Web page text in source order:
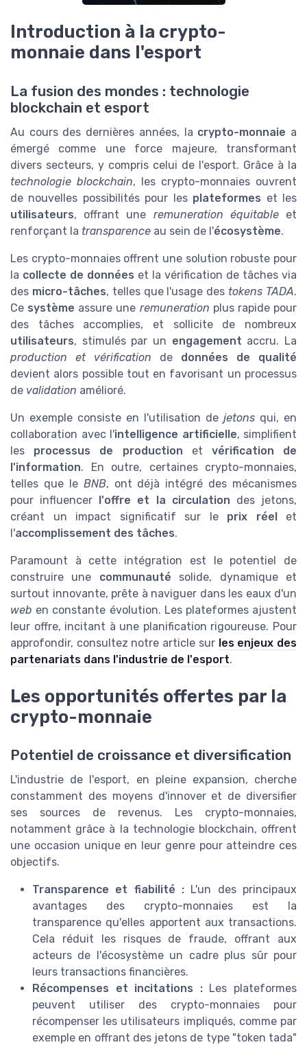
Introduction à la crypto-
monnaie dans l'esport
La fusion des mondes : technologie
blockchain et esport
Au cours des dernières années, la crypto-monnaie a
émergé comme une force majeure, transformant
divers secteurs, y compris celui de l'esport. Grâce à la
technologie blockchain, les crypto-monnaies ouvrent
de nouvelles possibilités pour les plateformes et les
utilisateurs, offrant une remuneration équitableet
renforçant la transparence au sein de l'écosystème.
Les crypto-monnaies offrent une solution robuste pour
la collecte de données et la vérification de tâches via
des micro-tâches, telles que l'usage des tokens TADA.
Ce système assure une remuneration plus rapide pour
des tâches accomplies, et sollicite de nombreux
utilisateurs, stimulés par un engagement accru. La
production et vérification de données de qualité
devient alors possible tout en favorisant un processus
de validation amélioré.
Un exemple consiste en l'utilisation de jetons qui, en
collaboration avec l'intelligence artificielle, simplifient
les processus de production et vérification de
l'information. En outre, certaines crypto-monnaies,
telles que le BNB, ont déjà intégré des mécanismes
pour influencer l'offre et la circulation des jetons,
créant un impact significatif sur le prix réelet
l'accomplissement des tâches.
Paramount à cette intégration est le potentiel de
construire une communauté solide, dynamique et
surtout innovante, prête à naviguer dans les eaux d'un
web en constante évolution. Les plateformes ajustent
leur offre, incitant à une planification rigoureuse. Pour
approfondir, consultez notre article sur les enjeux des
partenariats dans l'industrie de l'esport.
Les opportunités offertes par la
crypto-monnaie
Potentiel de croissance et diversification
L'industrie de l'esport, en pleine expansion, cherche
constamment des moyens d'innover et de diversifier
ses sources de revenus. Les crypto-monnaies,
notamment grâce à la technologie blockchain, offrent
une occasion unique en leur genre pour atteindre ces
objectifs.
Transparence et fiabilité : L'un des principaux
avantages des crypto-monnaies est la
transparence qu'elles apportent aux transactions.
Cela réduit les risques de fraude, offrant aux
acteurs de l'écosystème un cadre plus sûr pour
leurs transactions financières.
Récompenses et incitations :Les plateformes
peuvent utiliser des crypto-monnaies pour
récompenser les utilisateurs impliqués, comme par
exemple en offrant des jetons de type "token tada"